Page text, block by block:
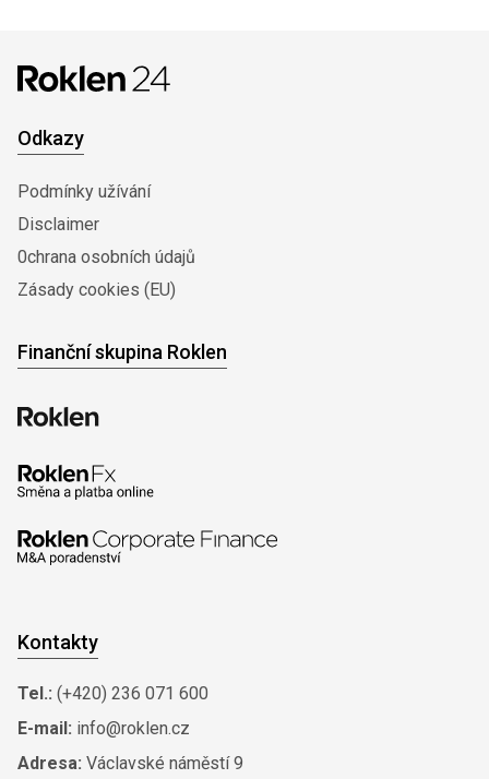
Odkazy
Podmínky užívání
Disclaimer
0chrana osobních údajů
Zásady cookies (EU)
Finanční skupina Roklen
Kontakty
Tel.: (+420) 236 071 600
E-mail: info@roklen.cz
Adresa: Václavské náměstí 9